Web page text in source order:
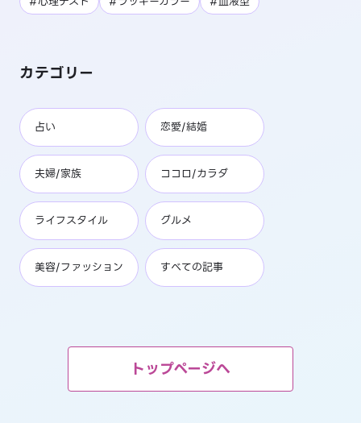
カテゴリー
占い 恋愛/結婚
夫婦/家族 ココロ/カラダ
ライフスタイル グルメ
美容/ファッション すべての記事
トップページへ